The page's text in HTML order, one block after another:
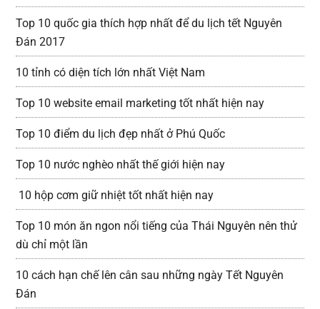
Top 10 quốc gia thích hợp nhất để du lịch tết Nguyên
Đán 2017
10 tỉnh có diện tích lớn nhất Việt Nam
Top 10 website email marketing tốt nhất hiện nay
Top 10 điểm du lịch đẹp nhất ở Phú Quốc
Top 10 nước nghèo nhất thế giới hiện nay
10 hộp cơm giữ nhiệt tốt nhất hiện nay
Top 10 món ăn ngon nổi tiếng của Thái Nguyên nên thử
dù chỉ một lần
10 cách hạn chế lên cân sau những ngày Tết Nguyên
Đán